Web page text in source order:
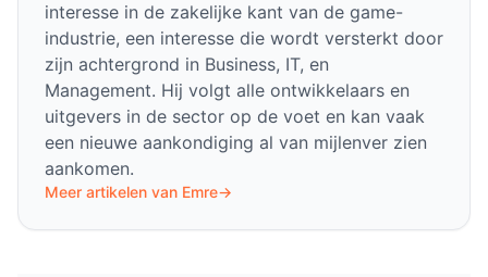
interesse in de zakelijke kant van de game-
industrie, een interesse die wordt versterkt door
zijn achtergrond in Business, IT, en
Management. Hij volgt alle ontwikkelaars en
uitgevers in de sector op de voet en kan vaak
een nieuwe aankondiging al van mijlenver zien
aankomen.
Meer artikelen van Emre→